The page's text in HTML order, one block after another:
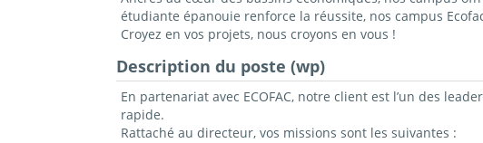
étudiante épanouie renforce la réussite, nos campus
Croyez en vos projets, nous croyons en vous !
Description du poste (wp)
En partenariat avec ECOFAC, notre client est l’un des
rapide.
Rattaché au directeur, vos missions sont les suivantes :